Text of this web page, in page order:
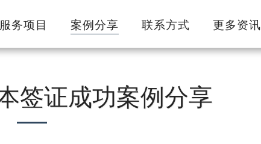
服务项目 案例分享 联系方式 更多资讯
签证成功案例分享